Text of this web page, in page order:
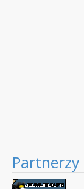
Partnerzy